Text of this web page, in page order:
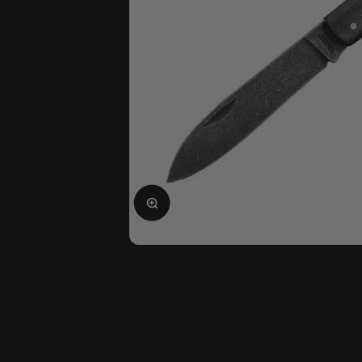
Bild vergrößern